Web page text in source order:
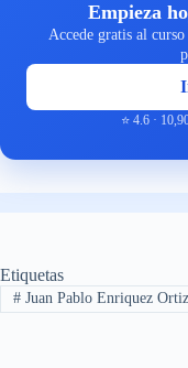
Empieza
Accede gratis al
⭐ 4.6 ·
Etiquetas
#Juan Pablo Enriquez Ortiz